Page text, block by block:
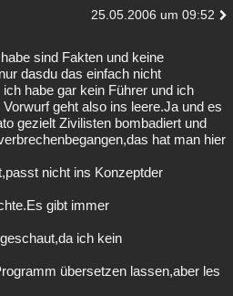
25.05.2006 um 09:52
sind Fakten und keine
dasdu das einfach nicht
habe gar kein Führer und ich
geht also ins leere.Ja und es
gezielt Zivilisten bombadiert und
hat man hier
nicht ins Konzeptder
gibt immer
ich kein
übersetzen lassen,aber les